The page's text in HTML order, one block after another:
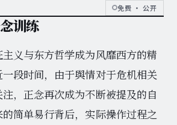
免费 · 公开
训练
义与东方哲学成为风靡西方的精
段时间，由于舆情对于危机相关
，正念再次成为不断被提及的自
简单易行背后，实际操作过程之